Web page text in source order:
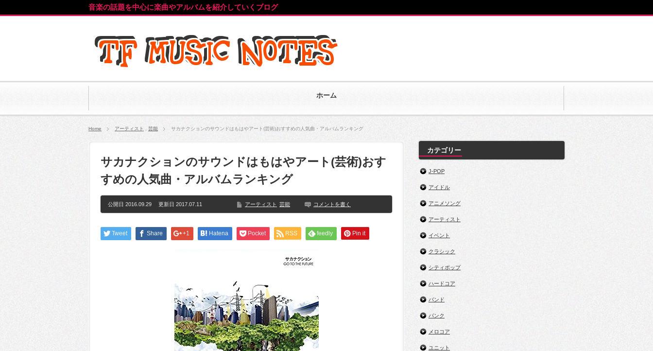
ホーム
音楽の話題を中心に楽曲やアルバムを紹介していくブログ
Home アーティスト 芸能 サカナクションのサウンドはもはやアート(芸術)おすすめの人気曲・アルバムランキング
サカナクションのサウンドはもはやアート(芸術)おす
すめの人気曲・アルバムランキング
公開日 2016.09.29 更新日 2017.07.11 アーティスト 芸能 コメントを書く
Tweet Share +1 Hatena Pocket RSS feedly Pin it
カテゴリー
J-POP
アイドル
アニメソング
アーティスト
イベント
クラシック
シティポップ
ハードコア
バンド
パンク
メロコア
ユニット